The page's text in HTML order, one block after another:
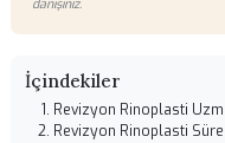
05.07.2026 01:28Genel
Op. Dr. Senan Murat
Kulak Burun Boğaz ve Yüz